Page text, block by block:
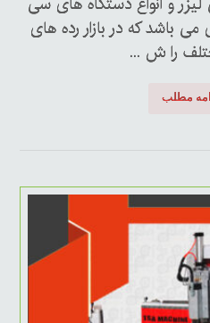
باشد که در بازار رده های
را ش ...
مطلب